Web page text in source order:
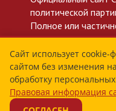
политической
Полное или
приветствуется со
Политика в
данных
Все материалы сайта
лицензии Creative
Сайт использует
сайтом без изменения
обработку
Правовая информация